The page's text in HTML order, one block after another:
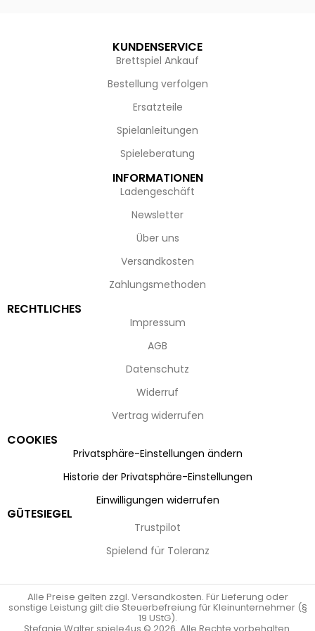
KUNDENSERVICE
Brettspiel Ankauf
Bestellung verfolgen
Ersatzteile
Spielanleitungen
Spieleberatung
INFORMATIONEN
Ladengeschäft
Newsletter
Über uns
Versandkosten
Zahlungsmethoden
RECHTLICHES
Impressum
AGB
Datenschutz
Widerruf
Vertrag widerrufen
COOKIES
Privatsphäre-Einstellungen ändern
Historie der Privatsphäre-Einstellungen
Einwilligungen widerrufen
GÜTESIEGEL
Trustpilot
Spielend für Toleranz
Alle Preise gelten zzgl. Versandkosten. Für Lieferung oder
sonstige Leistung gilt die Steuerbefreiung für Kleinunternehmer (§
19 UStG).
Stefanie Walter spiele4us © 2026. Alle Rechte vorbehalten.